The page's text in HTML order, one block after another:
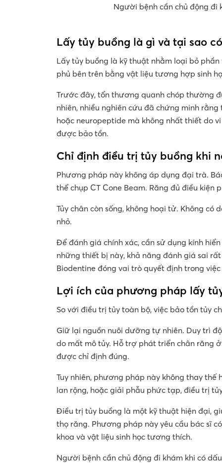
Người bệnh cần chủ động đi
Lấy tủy buồng là gì và tại sao
Lấy tủy buồng là kỹ thuật nhằm loại bỏ
phủ bên trên bằng vật liệu tương hợp sinh
Trước đây, tổn thương quanh chóp thường
nhiên, nhiều nghiên cứu đã chứng minh
hoặc neuropeptide mà không nhất thiết do
được bảo tồn.
Chỉ định điều trị tủy buồng khi
Phương pháp này không áp dụng đại trà.
thể chụp CT Cone Beam. Răng đủ điều kiện
Tủy chân còn sống, không hoại tử. Không có
nhỏ.
Để đánh giá chính xác, cần sử dụng kính
những thiết bị này, khả năng đánh giá sai
Biodentine đóng vai trò quyết định trong
Lợi ích của phương pháp lấy
So với điều trị tủy toàn bộ, việc bảo tồn tủy
Giữ lại nguồn nuôi dưỡng tự nhiên. Duy trì
do mất mô tủy. Hỗ trợ phát triển chân răng
được chỉ định đúng.
Tuy nhiên, phương pháp này không thay
lan rộng, hoặc giải phẫu phức tạp, điều trị
Điều trị tủy buồng là một kỹ thuật hiện đại,
thọ răng. Phương pháp này yêu cầu bác sĩ
khoa và vật liệu sinh học tương thích.
Người bệnh cần chủ động đi khám khi có